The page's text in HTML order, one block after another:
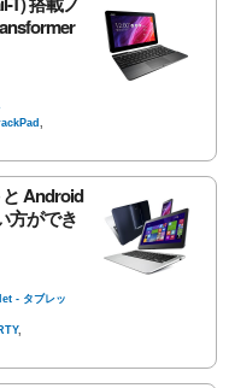
,
Android
方ができ
- タブレッ
,